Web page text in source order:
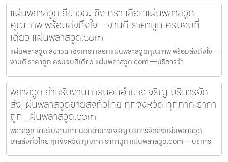
แผ่นพลาสวูด สีขาวฉะเชิงเทรา เลือกแผ่นพลาสวูด
คุณภาพ พร้อมส่งถึงใจ – งานดี ราคาถูก ครบจบที่
เดียว แผ่นพลาสวูด.com
แผ่นพลาสวูด สีขาวฉะเชิงเทรา เลือกแผ่นพลาสวูดคุณภาพ พร้อมส่งถึงใจ –
งานดี ราคาถูก ครบจบที่เดียว แผ่นพลาสวูด.com —บริการจำ
พลาสวูด สำหรับงานภายนอกอำนาจเจริญ บริการจัด
ส่งแผ่นพลาสวูดขายส่งทั่วไทย ทุกจังหวัด ทุกภาค ราคา
ถูก แผ่นพลาสวูด.com
พลาสวูด สำหรับงานภายนอกอำนาจเจริญ บริการจัดส่งแผ่นพลาสวูด
ขายส่งทั่วไทย ทุกจังหวัด ทุกภาค ราคาถูก แผ่นพลาสวูด.com —บริการ